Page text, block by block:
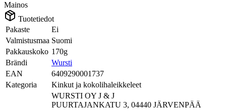
Mainos
Tuotetiedot
Pakaste
Ei
Valmistusmaa Suomi
Pakkauskoko 170g
Brändi
Wursti
EAN
6409290001737
Kategoria
Kinkut ja kokolihaleikkeleet
WURSTI OY J & J
PUURTAJANKATU 3, 04440 JÄRVENPÄÄ